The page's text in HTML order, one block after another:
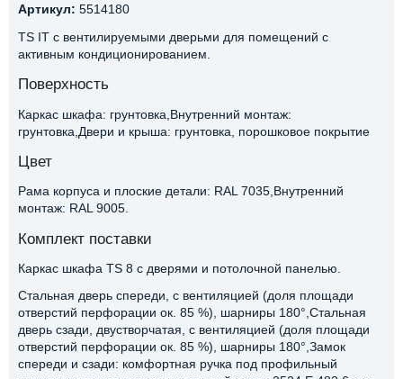
Артикул: 5514180
TS IT с вентилируемыми дверьми для помещений с
активным кондиционированием.
Поверхность
Каркас шкафа: грунтовка,Внутренний монтаж:
грунтовка,Двери и крыша: грунтовка, порошковое покрытие
Цвет
Рама корпуса и плоские детали: RAL 7035,Внутренний
монтаж: RAL 9005.
Комплект поставки
Каркас шкафа TS 8 с дверями и потолочной панелью.
Стальная дверь спереди, с вентиляцией (доля площади
отверстий перфорации ок. 85 %), шарниры 180°,Стальная
дверь сзади, двустворчатая, с вентиляцией (доля площади
отверстий перфорации ок. 85 %), шарниры 180°,Замок
спереди и сзади: комфортная ручка под профильный